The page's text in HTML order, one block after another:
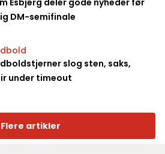
DM-semifinale
slog sten, saks,
under timeout
Flere artikler